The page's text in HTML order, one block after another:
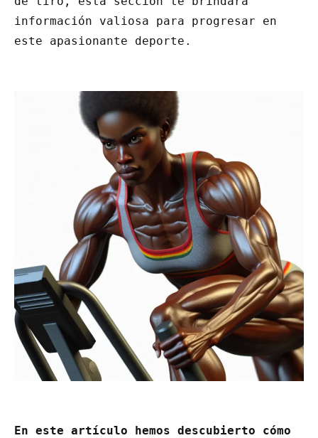
información valiosa para progresar en
este apasionante deporte.
En este artículo hemos descubierto cómo